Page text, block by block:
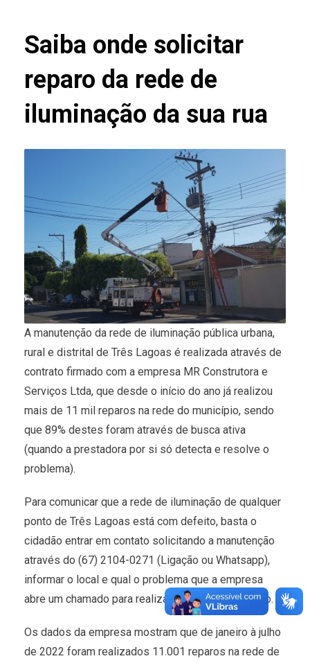
Saiba onde solicitar
reparo da rede de
iluminação da sua rua
A manutenção da rede de iluminação pública urbana,
rural e distrital de Três Lagoas é realizada através de
contrato firmado com a empresa MR Construtora e
Serviços Ltda, que desde o início do ano já realizou
mais de 11 mil reparos na rede do município, sendo
que 89% destes foram através de busca ativa
(quando a prestadora por si só detecta e resolve o
problema).
Para comunicar que a rede de iluminação de qualquer
ponto de Três Lagoas está com defeito, basta o
cidadão entrar em contato solicitando a manutenção
através do (67) 2104-0271 (Ligação ou Whatsapp),
informar o local e qual o problema que a empresa
abre um chamado para realizar o reparo necessário.
Os dados da empresa mostram que de janeiro à julho
de 2022 foram realizados 11.001 reparos na rede de